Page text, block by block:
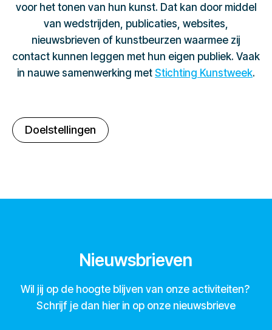
voor het tonen van hun kunst. Dat kan door middel
van wedstrijden, publicaties, websites,
nieuwsbrieven of kunstbeurzen waarmee zij
contact kunnen leggen met hun eigen publiek. Vaak
in nauwe samenwerking met Stichting Kunstweek.
Doelstellingen
Nieuwsbrieven
Wil jij op de hoogte blijven van onze activiteiten?
Schrijf je dan hier in op onze nieuwsbrieve